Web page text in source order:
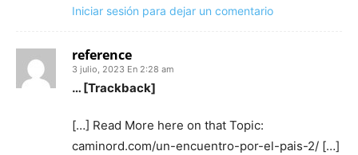
Iniciar sesión para dejar un comentario
reference
3 julio, 2023 En 2:28 am
… [Trackback]
[…] Read More here on that Topic:
caminord.com/un-encuentro-por-el-pais-2/ […]